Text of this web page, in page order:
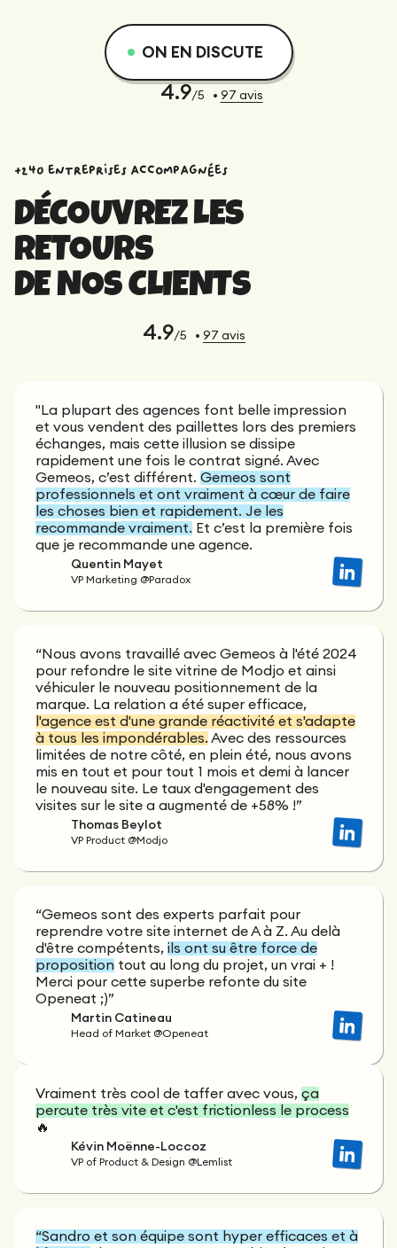
ON EN DISCUTE
4.9/5 • 97 avis
+240 entreprises accompagnées
DÉCOUVREZ LES
RETOURS
DE NOS CLIENTS
4.9/5 • 97 avis
"La plupart des agences font belle impression
et vous vendent des paillettes lors des premiers
échanges, mais cette illusion se dissipe
rapidement une fois le contrat signé. Avec
Gemeos, c’est différent. Gemeos sont
professionnels et ont vraiment à cœur de faire
les choses bien et rapidement. Je les
recommande vraiment. Et c’est la première fois
que je recommande une agence.
Quentin Mayet
VP Marketing @Paradox
“Nous avons travaillé avec Gemeos à l'été 2024
pour refondre le site vitrine de Modjo et ainsi
véhiculer le nouveau positionnement de la
marque. La relation a été super efficace,
l'agence est d'une grande réactivité et s'adapte
à tous les impondérables. Avec des ressources
limitées de notre côté, en plein été, nous avons
mis en tout et pour tout 1 mois et demi à lancer
le nouveau site. Le taux d'engagement des
visites sur le site a augmenté de +58% !”
Thomas Beylot
VP Product @Modjo
“Gemeos sont des experts parfait pour
reprendre votre site internet de A à Z. Au delà
d'être compétents, ils ont su être force de
proposition tout au long du projet, un vrai + !
Merci pour cette superbe refonte du site
Openeat ;)”
Martin Catineau
Head of Market @Openeat
Vraiment très cool de taffer avec vous, ça
percute très vite et c'est frictionless le process
🔥
Kévin Moënne-Loccoz
VP of Product & Design @Lemlist
“Sandro et son équipe sont hyper efficaces et à